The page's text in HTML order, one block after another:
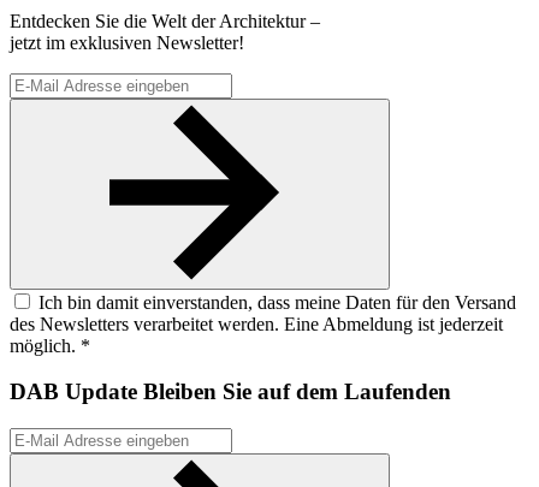
Entdecken Sie die Welt der Architektur –
jetzt im exklusiven Newsletter!
Ich bin damit einverstanden, dass meine Daten für den Versand
des Newsletters verarbeitet werden. Eine Abmeldung ist jederzeit
möglich. *
DAB Update Bleiben Sie auf dem Laufenden